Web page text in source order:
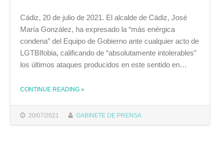
20/07/2021 GABINETE DE PRENSA
Cádiz, 20 de julio de 2021. El alcalde de Cádiz, José
María González, ha expresado la “más enérgica
condena” del Equipo de Gobierno ante cualquier acto de
LGTBIfobia, calificando de “absolutamente intolerables”
los últimos ataques producidos en este sentido en…
CONTINUE READING THE "EL EQUIPO DE GOBIERNO EXPRESA SU “CONDENA ABSOLUTA” A LOS ÚLTIMOS ATAQUES HOMÓFOBOS PRODUCIDOS EN LA CIUDAD"
»